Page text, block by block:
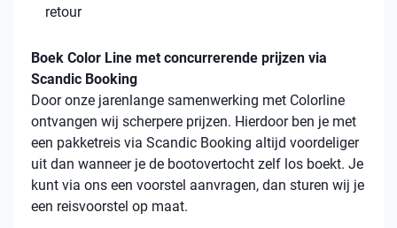
retour
Boek Color Line met concurrerende prijzen via
Scandic Booking
Door onze jarenlange samenwerking met Colorline
ontvangen wij scherpere prijzen. Hierdoor ben je met
een pakketreis via Scandic Booking altijd voordeliger
uit dan wanneer je de bootovertocht zelf los boekt. Je
kunt via ons een voorstel aanvragen, dan sturen wij je
een reisvoorstel op maat.